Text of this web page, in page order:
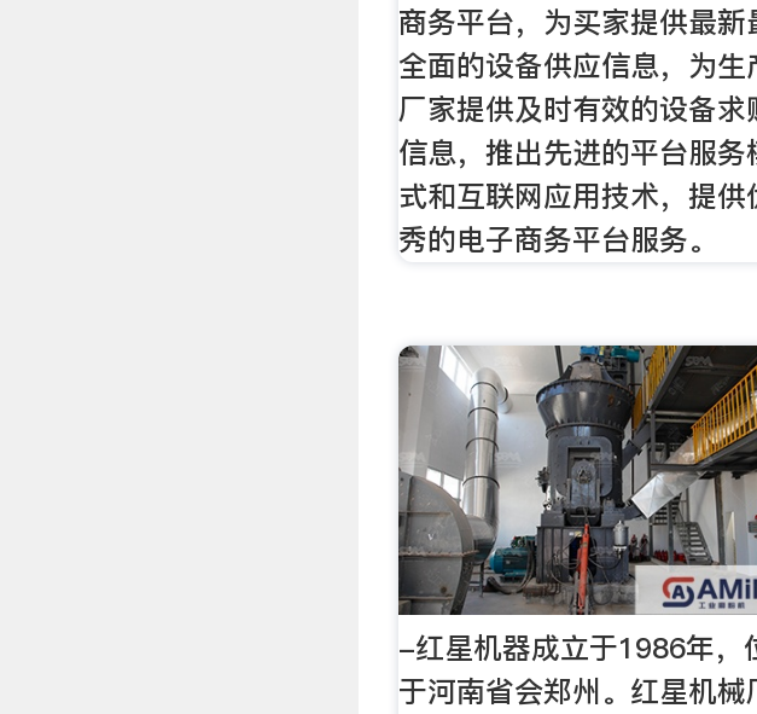
商务平台，为买家提供最新
全面的设备供应信息，为生
厂家提供及时有效的设备求
信息，推出先进的平台服务
式和互联网应用技术，提供
秀的电子商务平台服务。
-红星机器成立于1986年，
于河南省会郑州。红星机械